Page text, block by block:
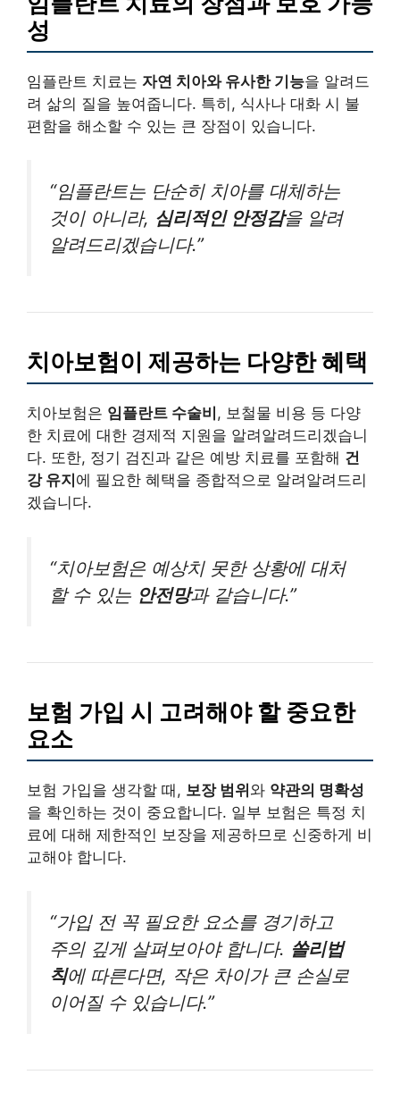
성
임플란트 치료는 자연 치아와 유사한 기능을 알려드
려 삶의 질을 높여줍니다. 특히, 식사나 대화 시 불
편함을 해소할 수 있는 큰 장점이 있습니다.
“임플란트는 단순히 치아를 대체하는
것이 아니라, 심리적인 안정감을 알려
알려드리겠습니다.”
치아보험이 제공하는 다양한 혜택
치아보험은 임플란트 수술비 , 보철물 비용 등 다양
한 치료에 대한 경제적 지원을 알려알려드리겠습니
다. 또한, 정기 검진과 같은 예방 치료를 포함해 건
강 유지 에 필요한 혜택을 종합적으로 알려알려드리
겠습니다.
“치아보험은 예상치 못한 상황에 대처
할 수 있는 안전망과 같습니다.”
보험 가입 시 고려해야 할 중요한
요소
보험 가입을 생각할 때, 보장 범위와 약관의 명확성
을 확인하는 것이 중요합니다. 일부 보험은 특정 치
료에 대해 제한적인 보장을 제공하므로 신중하게 비
교해야 합니다.
“가입 전 꼭 필요한 요소를 경기하고
주의 깊게 살펴보아야 합니다. 쏠리법
칙에 따른다면, 작은 차이가 큰 손실로
이어질 수 있습니다.”